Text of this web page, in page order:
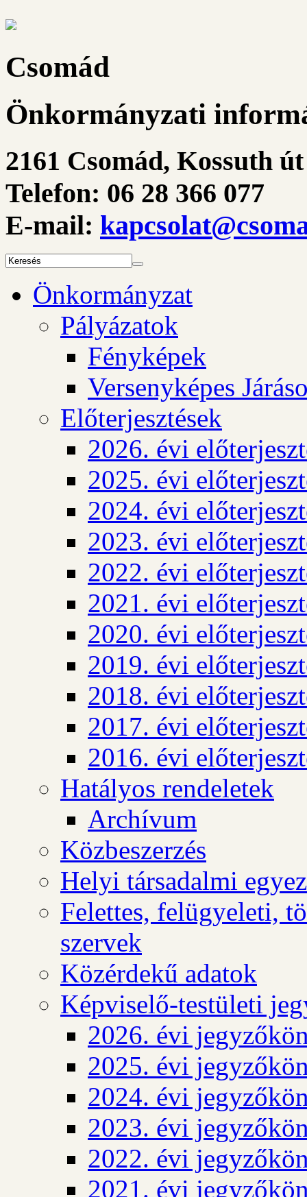
Csomád
Önkormányzati
2161 Csomád, Kossuth
Telefon: 06 28 366 077
E-mail:
Önkormányzat
Pályázatok
Fényképek
Versenyképes
Előterjesztések
2026. évi
2025. évi
2024. évi
2023. évi
2022. évi
2021. évi
2020. évi
2019. évi
2018. évi
2017. évi
2016. évi
Hatályos rendeletek
Archívum
Közbeszerzés
Helyi társadalmi
Felettes, felügyeleti,
szervek
Közérdekű adatok
Képviselő-testületi
2026. évi
2025. évi
2024. évi
2023. évi
2022. évi
2021. évi